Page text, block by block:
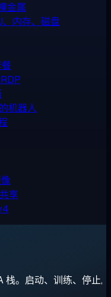
金属
、内存、磁盘
机器人
享
。启动、训练、停止,